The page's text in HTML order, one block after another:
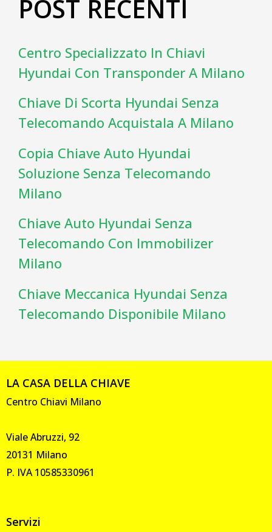
POST RECENTI
Centro Specializzato In Chiavi
Hyundai Con Transponder A Milano
Chiave Di Scorta Hyundai Senza
Telecomando Acquistala A Milano
Copia Chiave Auto Hyundai
Soluzione Senza Telecomando
Milano
Chiave Auto Hyundai Senza
Telecomando Con Immobilizer
Milano
Chiave Meccanica Hyundai Senza
Telecomando Disponibile Milano
LA CASA DELLA CHIAVE
Centro Chiavi Milano
Viale Abruzzi, 92
20131 Milano
P. IVA 10585330961
Servizi